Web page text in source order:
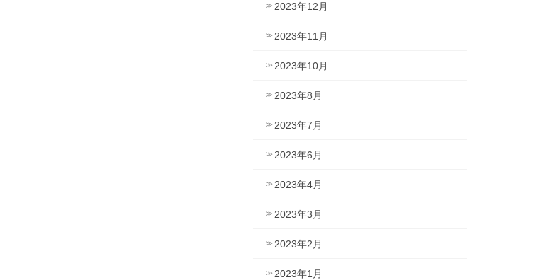
2023年12月
2023年11月
2023年10月
2023年8月
2023年7月
2023年6月
2023年4月
2023年3月
2023年2月
2023年1月